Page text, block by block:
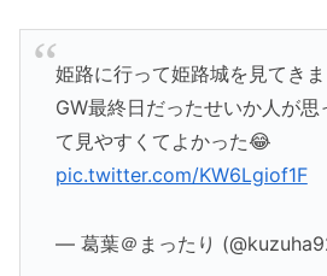
姫路に行って姫路城を見てき
GW最終日だったせいか人が思
て見やすくてよかった😂
pic.twitter.com/KW6Lgiof1F
— 葛葉＠まったり